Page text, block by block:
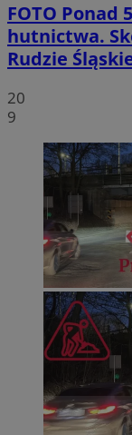
FOTO Ponad
hutnictwa.
Rudzie
20
9